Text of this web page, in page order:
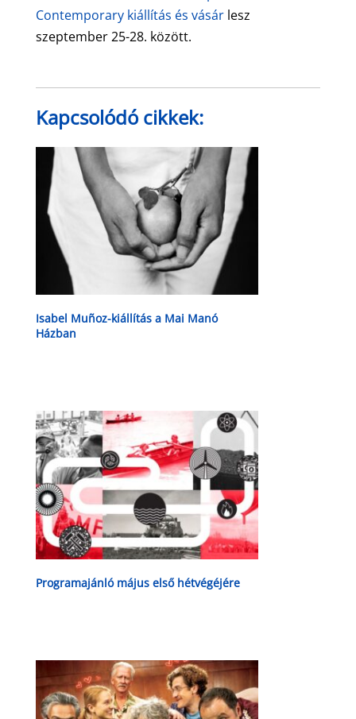
Contemporary kiállítás és vásárlesz
szeptember 25-28. között.
Kapcsolódó cikkek:
Isabel Muñoz-kiállítás a Mai Manó
Házban
Programajánló május első hétvégéjére